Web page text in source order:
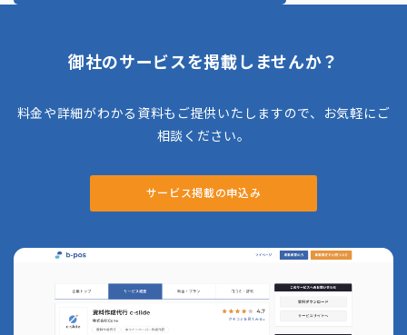
御社のサービスを掲載しませんか？
料金や詳細がわかる資料もご提供いたしますので、お気軽にご
相談ください。
サービス掲載の申込み